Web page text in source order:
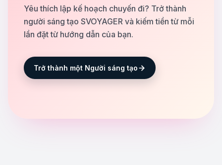
Yêu thích lập kế hoạch chuyến đi? Trở thành
người sáng tạo SVOYAGER và kiếm tiền từ mỗi
lần đặt từ hướng dẫn của bạn.
Trở thành một Người sáng tạo